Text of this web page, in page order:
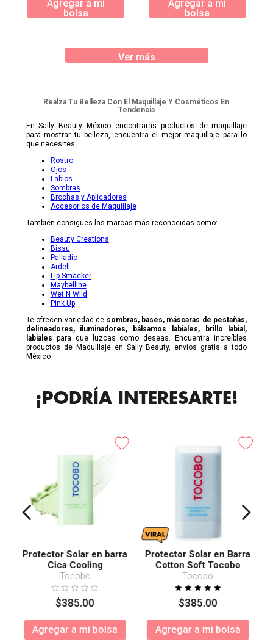
Agregar a mi
bolsa
Agregar a mi
bolsa
Ver más
Realza Tu Belleza Con El Maquillaje Y Cosméticos En
Tendencia
En Sally Beauty México encontrarás productos de maquillaje
para mostrar tu belleza, encuentra el mejor maquillaje para lo
que necesites
Rostro
Ojos
Labios
Sombras
Brochas y Aplicadores
Accesorios de Maquillaje
También consigues las marcas más reconocidas como:
Beauty Creations
Bissu
Palladio
Ardell
Lip Smacker
Maybelline
Wet N Wild
Pink Up
Te ofrecen variedad de sombras, bases, máscaras de pestañas,
delineadores, iluminadores, bálsamos labiales, brillo labial,
labiales para que luzcas como deseas. Encuentra increíbles
productos de Maquillaje en Sally Beauty, envíos gratis a todo
México
¡PODRÍA INTERESARTE!
Protector Solar en barra
Cica Cooling
Tocobo
$385.00
Agregar a mi bolsa
Protector Solar en Barra
Cotton Soft Tocobo
SPF50+ PA++++
Tocobo
$385.00
Agregar a mi bolsa